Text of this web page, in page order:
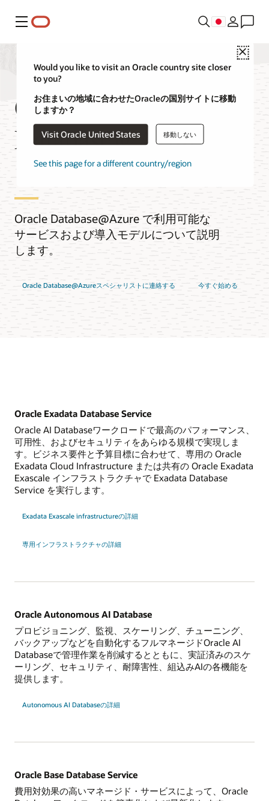
メニュー
Close
Would you like to visit an Oracle country site closer
to you?
お住まいの地域に合わせたOracleの国別サイトに移動
しますか？
Visit Oracle United States 移動しない
See this page for a different country/region
Oracle
Database@Azureサ
ービス
Oracle Database@Azure で利用可能な
サービスおよび導入モデルについて説明
します。
Oracle Database@Azureスペシャリストに連絡する 今すぐ始める
Oracle Exadata Database Service
Oracle AI Databaseワークロードで最高のパフォーマンス、
可用性、およびセキュリティをあらゆる規模で実現しま
す。ビジネス要件と予算目標に合わせて、専用の Oracle
Exadata Cloud Infrastructure または共有の Oracle Exadata
Exascale インフラストラクチャで Exadata Database
Service を実行します。
Exadata Exascale infrastructureの詳細
専用インフラストラクチャの詳細
Oracle Autonomous AI Database
プロビジョニング、監視、スケーリング、チューニング、
バックアップなどを自動化するフルマネージドOracle AI
Databaseで管理作業を削減するとともに、実証済みのスケ
ーリング、セキュリティ、耐障害性、組込みAIの各機能を
提供します。
Autonomous AI Databaseの詳細
Oracle Base Database Service
費用対効果の高いマネージド・サービスによって、Oracle